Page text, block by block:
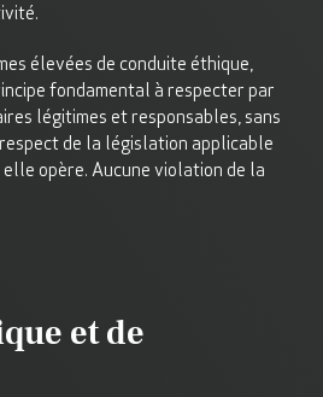
élevées de conduite éthique,
fondamental à respecter par
légitimes et responsables, sans
de la législation applicable
opère. Aucune violation de la
et de